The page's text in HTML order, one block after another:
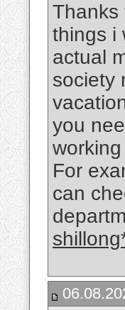
Thanks
things i
actual
society
you
For
can